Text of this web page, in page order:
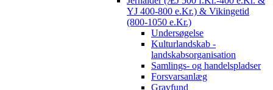
YJ 400-800 e.Kr.) & Vikingetid
(800-1050 e.Kr.)
Undersøgelse
Kulturlandskab -
landskabsorganisation
Samlings- og handelspladser
Forsvarsanlæg
Gravfund